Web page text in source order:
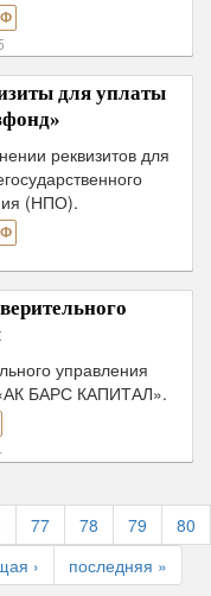
для уплаты
реквизитов для
(НПО).
управления
БАРС КАПИТАЛ».
77 78 79
80
› последняя »